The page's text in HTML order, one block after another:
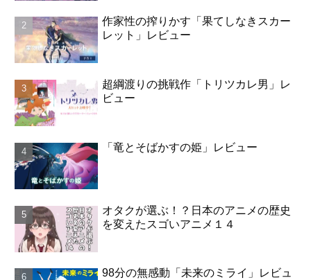
作家性の搾りかす「果てしなきスカー
レット」レビュー
超綱渡りの挑戦作「トリツカレ男」レ
ビュー
「竜とそばかすの姫」レビュー
オタクが選ぶ！？日本のアニメの歴史
を変えたスゴいアニメ１４
98分の無感動「未来のミライ」レビュ